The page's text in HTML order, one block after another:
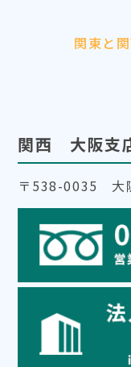
関東と
関西 大阪支
〒538-0035 大